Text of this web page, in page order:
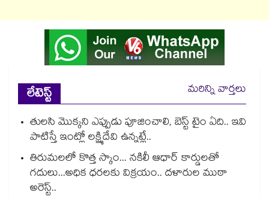
లేటెస్ట్
మరిన్ని వార్తలు
తులసి మొక్కని ఎప్పుడు పూజించాలి, బెస్ట్ టైం ఏది.. ఇవి
పాటిస్తే ఇంట్లో లక్ష్మిదేవి ఉన్నట్లే..
తిరుమలలో కొత్త స్కాం... నకిలీ ఆధార్ కార్డులతో
గదులు...అధిక ధరలకు విక్రయం.. దళారుల ముఠా
అరెస్ట్..